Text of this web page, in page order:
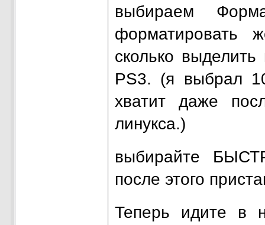
выбираем
форматировать
сколько
PS3. (я выбрал
хватит даже
линукса.)
выбирайте
после этого
Теперь идите в